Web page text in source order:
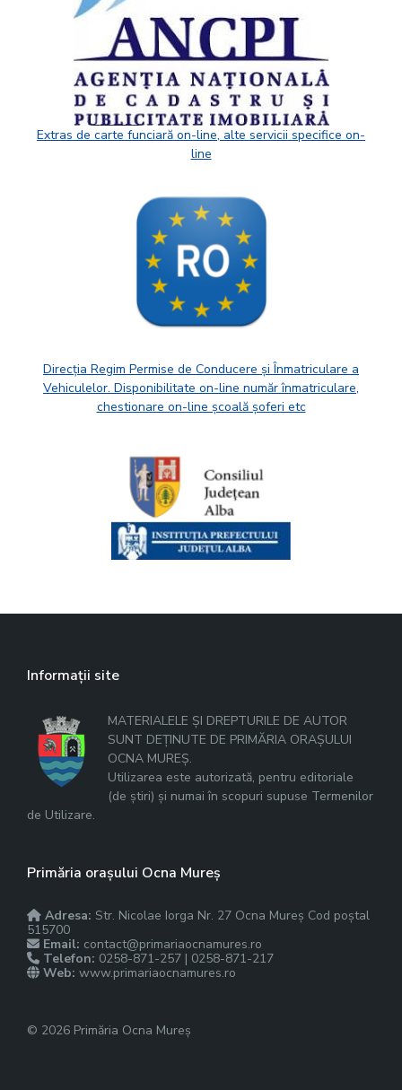
Extras de carte funciară on-line, alte servicii specifice on-
line
Direcția Regim Permise de Conducere și Înmatriculare a
Vehiculelor. Disponibilitate on-line număr înmatriculare,
chestionare on-line școală șoferi etc
Informații site
MATERIALELE ȘI DREPTURILE DE AUTOR
SUNT DEȚINUTE DE PRIMĂRIA ORAȘULUI
OCNA MUREȘ.
Utilizarea este autorizată, pentru editoriale
(de știri) și numai în scopuri supuse Termenilor
de Utilizare.
Primăria orașului Ocna Mureș
Adresa: Str. Nicolae Iorga Nr. 27 Ocna Mureș Cod poștal
515700
Email: contact@primariaocnamures.ro
Telefon: 0258-871-257 | 0258-871-217
Web: www.primariaocnamures.ro
© 2026 Primăria Ocna Mureș